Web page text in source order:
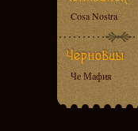
Cosa Nostra
Че Мафия